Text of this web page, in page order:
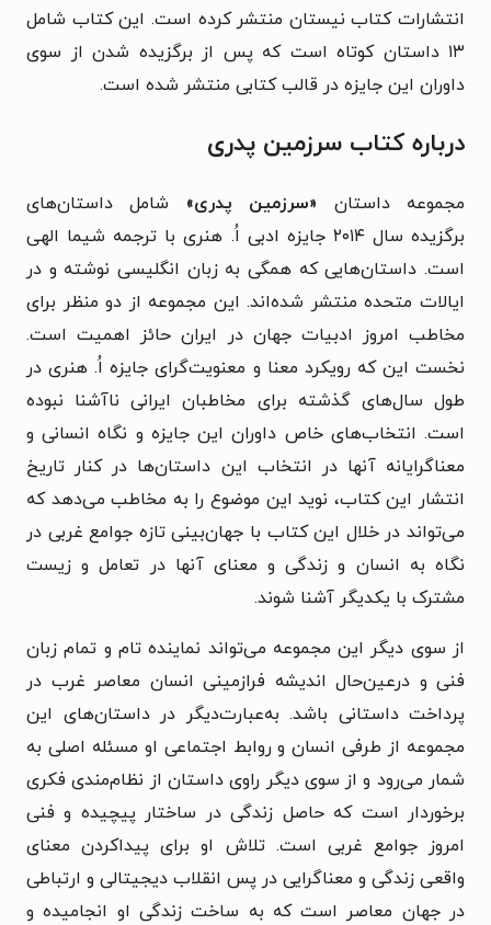
انتشارات کتاب نیستان منتشر کرده است. این کتاب شامل
۱۳ داستان کوتاه است که پس از برگزیده شدن از سوی
داوران این جایزه در قالب کتابی منتشر شده است.
درباره کتاب سرزمین پدری
مجموعه داستان «سرزمین پدری» شامل داستان‌های
برگزیده سال ۲۰۱۴ جایزه ادبی اُ. هنری با ترجمه شیما الهی
است. داستان‌هایی که همگی به زبان انگلیسی نوشته و در
ایالات متحده منتشر شده‌اند. این مجموعه از دو منظر برای
مخاطب امروز ادبیات جهان در ایران حائز اهمیت است.
نخست این که رویکرد معنا و معنویت‌گرای جایزه اُ. هنری در
طول سال‌های گذشته برای مخاطبان ایرانی ناآشنا نبوده
است. انتخاب‌های خاص داوران این جایزه و نگاه انسانی و
معناگرایانه آنها در انتخاب این داستان‌ها در کنار تاریخ
انتشار این کتاب، نوید این موضوع را به مخاطب می‌دهد که
می‌تواند در خلال این کتاب با جهان‌بینی تازه جوامع غربی در
نگاه به انسان و زندگی و معنای آنها در تعامل و زیست
مشترک با یکدیگر آشنا شوند.
از سوی دیگر این مجموعه می‌تواند نماینده تام و تمام زبان
فنی و درعین‌حال اندیشه فرازمینی انسان معاصر غرب در
پرداخت داستانی باشد. به‌عبارت‌دیگر در داستان‌های این
مجموعه از طرفی انسان و روابط اجتماعی او مسئله اصلی به
شمار می‌رود و از سوی دیگر راوی داستان از نظام‌مندی فکری
برخوردار است که حاصل زندگی در ساختار پیچیده و فنی
امروز جوامع غربی است. تلاش او برای پیداکردن معنای
واقعی زندگی و معناگرایی در پس انقلاب دیجیتالی و ارتباطی
در جهان معاصر است که به ساخت زندگی او انجامیده و